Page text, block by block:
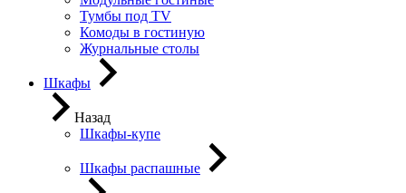
Тумбы под ТV
Комоды в гостиную
Журнальные столы
Шкафы
Назад
Шкафы-купе
Шкафы распашные